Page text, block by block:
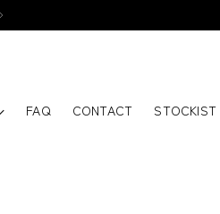
FAQ CONTACT STOCKIST